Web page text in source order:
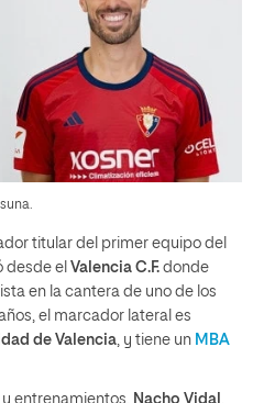
titular del primer equipo del
desde el Valencia C.F. donde
en la cantera de uno de los
el marcador lateral es
de Valencia , y tiene un MBA
entrenamientos, Nacho Vidal